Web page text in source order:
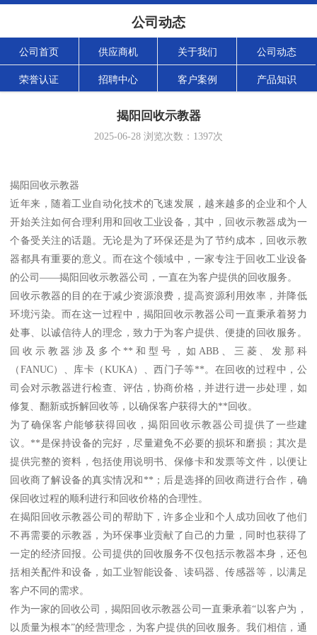
公司动态
公司首页 供应商机 关于我们 公司动态
荣誉认证 招聘中心 客户案例 产品知识
揭阳回收示教器
2025-06-28 浏览次数： 1397次
揭阳回收示教器
近年来，随着工业自动化技术的飞速发展，越来越多的企业和个人
开始关注如何合理利用和回收工业设备，其中，回收示教器成为一
个备受关注的话题。无论是为了环保还是为了节约成本，回收示教
器都具有重要的意义。而在这个领域中，一家专注于回收工业设备
的公司——揭阳回收示教器公司，一直在为客户提供的回收服务。
回收示教器的目的在于减少资源浪费，提高资源利用效率，并降低
环境污染。而在这一过程中，揭阳回收示教器公司一直秉承着努力
处事、以诚信待人的理念，致力于为客户提供、便捷的回收服务。
回收示教器涉及多个**和型号，如ABB、三菱、发那科
（FANUC）、库卡（KUKA）、西门子等**。在回收的过程中，公
司会对示教器进行检查、评估，协商价格，并进行进一步处理，如
修复、翻新或拆解回收等，以确保客户获得大的**回收。
为了确保客户能够获得回收，揭阳回收示教器公司提供了一些建
议。**是保持设备的完好，尽量避免不必要的损坏和磨损；其次是
提供完整的资料，包括使用说明书、保修卡和发票等文件，以便让
回收商了解设备的真实情况和**；后是选择的回收商进行合作，确
保回收过程的顺利进行和回收价格的合理性。
在揭阳回收示教器公司的帮助下，许多企业和个人成功回收了他们
不再需要的示教器，为环保事业贡献了自己的力量，同时也获得了
一定的经济回报。公司提供的回收服务不仅包括示教器本身，还包
括相关配件和设备，如工业智能设备、读码器、传感器等，以满足
客户不同的需求。
作为一家的回收公司，揭阳回收示教器公司一直秉承着“以客户为，
以质量为根本”的经营理念，为客户提供的回收服务。我们相信，通